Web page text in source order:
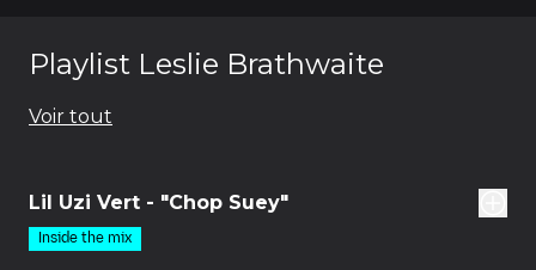
Playlist Leslie Brathwaite
Voir tout
Lil Uzi Vert - "Chop Suey"
Inside the mix